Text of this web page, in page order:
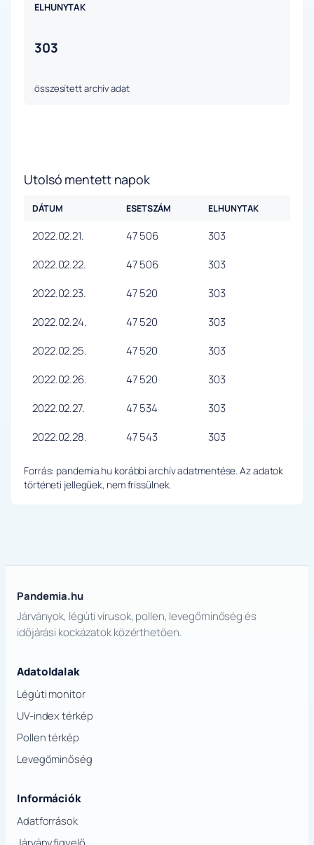
ELHUNYTAK
303
összesített archív adat
Utolsó mentett napok
DÁTUM ESETSZÁM ELHUNYTAK
2022.02.21. 47 506
303
2022.02.22.
47 506
303
2022.02.23.
47 520
303
2022.02.24.
47 520
303
2022.02.25.
47 520
303
2022.02.26.
47 520
303
2022.02.27.
47 534
303
2022.02.28.
47 543 303
Forrás: pandemia.hu korábbi archív adatmentése. Az adatok
történeti jellegűek, nem frissülnek.
Pandemia.hu
Járványok, légúti vírusok, pollen, levegőminőség és
időjárási kockázatok közérthetően.
Adatoldalak
Légúti monitor
UV-index térkép
Pollen térkép
Levegőminőség
Információk
Adatforrások